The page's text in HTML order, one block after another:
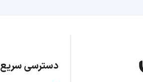
دسترسی سریع